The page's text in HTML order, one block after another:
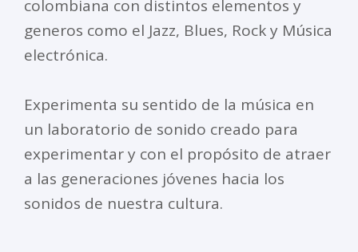
colombiana con distintos elementos y
generos como el Jazz, Blues, Rock y Música
electrónica.
Experimenta su sentido de la música en
un laboratorio de sonido creado para
experimentar y con el propósito de atraer
a las generaciones jóvenes hacia los
sonidos de nuestra cultura.